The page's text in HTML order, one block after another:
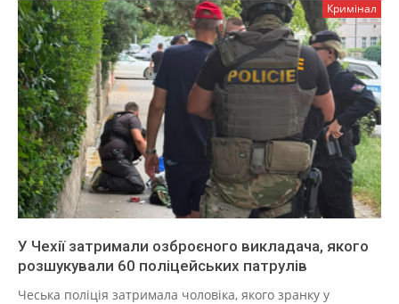
Кримінал
У Чехії затримали озброєного викладача, якого
розшукували 60 поліцейських патрулів
Чеська поліція затримала чоловіка, якого зранку у